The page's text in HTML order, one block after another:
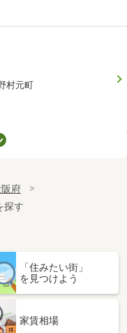
村元町
取町久保２丁目
の葉町１
府
探す
「住みたい街」
を見つけよう
家賃相場